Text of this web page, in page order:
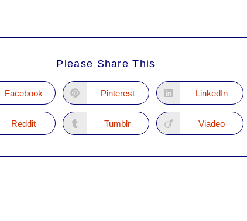
Please Share This
Facebook Pinterest LinkedIn
Reddit Tumblr Viadeo